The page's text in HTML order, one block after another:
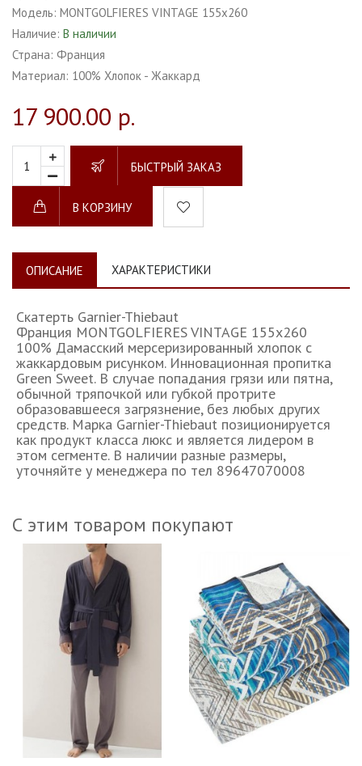
Модель: MONTGOLFIERES VINTAGE 155х260
Наличие: В наличии
Страна: Франция
Материал: 100% Хлопок - Жаккард
17 900.00 р.
БЫСТРЫЙ ЗАКАЗ
В КОРЗИНУ
ОПИСАНИЕ ХАРАКТЕРИСТИКИ
Скатерть Garnier-Thiebaut
Франция MONTGOLFIERES VINTAGE 155х260
100% Дамасский мерсеризированный хлопок с
жаккардовым рисунком. Инновационная пропитка
Green Sweet. В случае попадания грязи или пятна,
обычной тряпочкой или губкой протрите
образовавшееся загрязнение, без любых других
средств. Марка Garnier-Thiebaut позиционируется
как продукт класса люкс и является лидером в
этом сегменте. В наличии разные размеры,
уточняйте у менеджера по тел 89647070008
С этим товаром покупают